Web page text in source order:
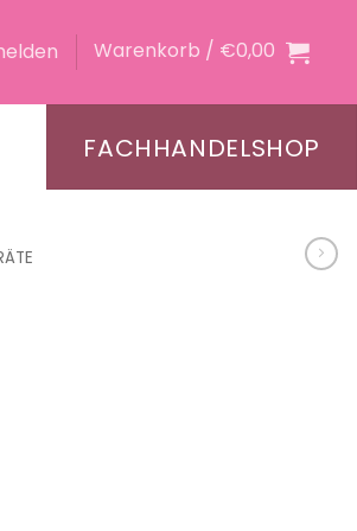
Warenkorb / €0,00
FACHHANDELSHOP